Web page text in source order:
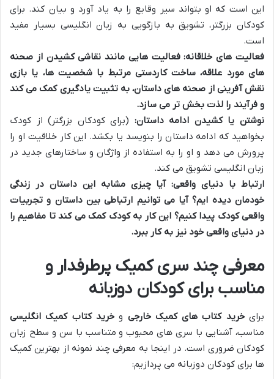
این است که او بتواند سیر وقایع را به یاد آورد و بیان کند. برای
کودکان بزرگتر، تشویق به بازگویی به زبان انگلیسی بسیار مفید
است.
فعالیت های خلاقانه:فعالیت هایی مانند نقاشی کشیدن از صحنه
های مورد علاقه، ساخت کاردستی مرتبط با شخصیت ها، یا بازی
نقش آفرینی از صحنه های داستان، به تثبیت یادگیری کمک می کند
و فرآیند را لذت بخش تر می سازد.
نوشتن یا کشیدن ادامه داستان: (برای کودکان بزرگتر) از کودک
بخواهید که ادامه داستان را بنویسد یا بکشد. این کار خلاقیت او را
پرورش می دهد و او را به استفاده از واژگان و ساختارهای جدید در
زبان انگلیسی تشویق می کند.
ارتباط با دنیای واقعی:آیا چیزی مشابه این داستان در زندگی
خودمان دیده ایم؟ آیا می توانیم ارتباطی بین داستان و تجربیات
واقعی کودک پیدا کنیم؟ این کار به کودک کمک می کند تا مفاهیم را
در دنیای واقعی خود نیز به کار ببرد.
معرفی چند سری کمیک پرطرفدار و
مناسب برای کودکان دوزبانه
برایخرید کتاب های کمیک خارجی وخرید کتاب کمیک انگلیسی
مناسب، آشنایی با سری های محبوب و متناسب با سن و سطح زبان
کودکان ضروری است. در اینجا به معرفی چند نمونه از بهترین کمیک
ها برای کودکان دوزبانه می پردازیم: